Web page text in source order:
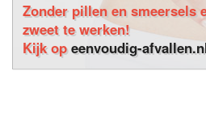
Zonder pillen en smeersels
zweet te werken!
Kijk opeenvoudig-